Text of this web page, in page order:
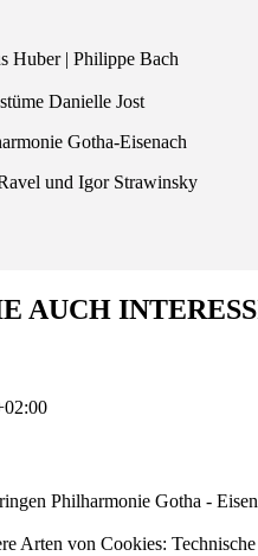
Huber | Philippe Bach
Danielle Jost
Gotha-Eisenach
und Igor Strawinsky
AUCH
Philharmonie Gotha -
Arten von Cookies: